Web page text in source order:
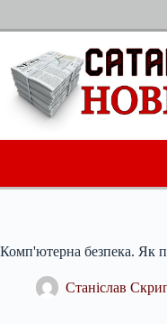
Комп'ютерна безпека. Як
Станіслав